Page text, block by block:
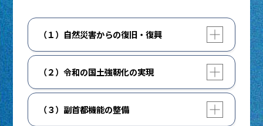
（１）自然災害からの復旧・復興開く
閉じる
東日本大震災からの復旧・復興に加えて、令和
6年能登半島地震をはじめとする自然災害から
の復旧・復興に全力で取り組みます。
詳しくはこちら
（２）令和の国土強靭化の実現
激甚化・頻発化する自然災害や、道路陥没事故
などのインフラ老朽化等の危機から現在と未来
（３）副首都機能の整備